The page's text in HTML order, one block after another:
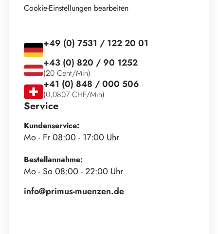
Cookie-Einstellungen bearbeiten
Service
Kundenservice:
Mo - Fr 08:00 - 17:00 Uhr
Bestellannahme:
Mo - So 08:00 - 22:00 Uhr
info@primus-muenzen.de
+49 (0) 7531 / 122 20 01
+43 (0) 820 / 90 1252
(20 Cent/Min)
+41 (0) 848 / 000 506
(0,0807 CHF/Min)